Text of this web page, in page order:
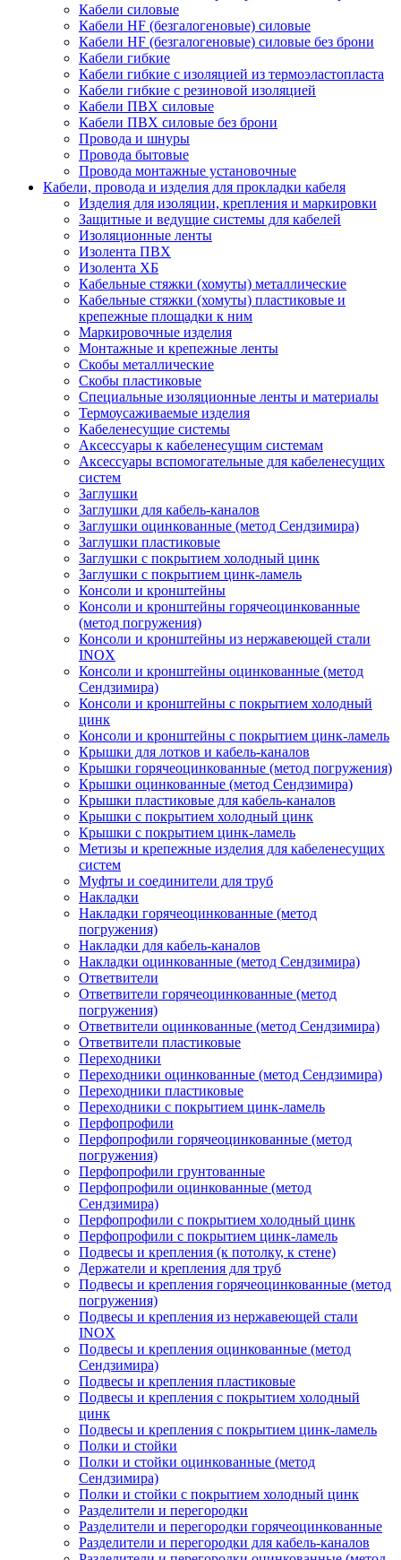
Кабели силовые
Кабели HF (безгалогеновые) силовые
Кабели HF (безгалогеновые) силовые без брони
Кабели гибкие
Кабели гибкие с изоляцией из термоэластопласта
Кабели гибкие с резиновой изоляцией
Кабели ПВХ силовые
Кабели ПВХ силовые без брони
Провода и шнуры
Провода бытовые
Провода монтажные установочные
Кабели, провода и изделия для прокладки кабеля
Изделия для изоляции, крепления и маркировки
Защитные и ведущие системы для кабелей
Изоляционные ленты
Изолента ПВХ
Изолента ХБ
Кабельные стяжки (хомуты) металлические
Кабельные стяжки (хомуты) пластиковые и
крепежные площадки к ним
Маркировочные изделия
Монтажные и крепежные ленты
Скобы металлические
Скобы пластиковые
Специальные изоляционные ленты и материалы
Термоусаживаемые изделия
Кабеленесущие системы
Аксессуары к кабеленесущим системам
Аксессуары вспомогательные для кабеленесущих
систем
Заглушки
Заглушки для кабель-каналов
Заглушки оцинкованные (метод Сендзимира)
Заглушки пластиковые
Заглушки с покрытием холодный цинк
Заглушки с покрытием цинк-ламель
Консоли и кронштейны
Консоли и кронштейны горячеоцинкованные
(метод погружения)
Консоли и кронштейны из нержавеющей стали
INOX
Консоли и кронштейны оцинкованные (метод
Сендзимира)
Консоли и кронштейны с покрытием холодный
цинк
Консоли и кронштейны с покрытием цинк-ламель
Крышки для лотков и кабель-каналов
Крышки горячеоцинкованные (метод погружения)
Крышки оцинкованные (метод Сендзимира)
Крышки пластиковые для кабель-каналов
Крышки с покрытием холодный цинк
Крышки с покрытием цинк-ламель
Метизы и крепежные изделия для кабеленесущих
систем
Муфты и соединители для труб
Накладки
Накладки горячеоцинкованные (метод
погружения)
Накладки для кабель-каналов
Накладки оцинкованные (метод Сендзимира)
Ответвители
Ответвители горячеоцинкованные (метод
погружения)
Ответвители оцинкованные (метод Сендзимира)
Ответвители пластиковые
Переходники
Переходники оцинкованные (метод Сендзимира)
Переходники пластиковые
Переходники с покрытием цинк-ламель
Перфопрофили
Перфопрофили горячеоцинкованные (метод
погружения)
Перфопрофили грунтованные
Перфопрофили оцинкованные (метод
Сендзимира)
Перфопрофили с покрытием холодный цинк
Перфопрофили с покрытием цинк-ламель
Подвесы и крепления (к потолку, к стене)
Держатели и крепления для труб
Подвесы и крепления горячеоцинкованные (метод
погружения)
Подвесы и крепления из нержавеющей стали
INOX
Подвесы и крепления оцинкованные (метод
Сендзимира)
Подвесы и крепления пластиковые
Подвесы и крепления с покрытием холодный
цинк
Подвесы и крепления с покрытием цинк-ламель
Полки и стойки
Полки и стойки оцинкованные (метод
Сендзимира)
Полки и стойки с покрытием холодный цинк
Разделители и перегородки
Разделители и перегородки горячеоцинкованные
Разделители и перегородки для кабель-каналов